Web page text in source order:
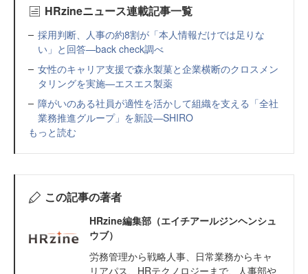
HRzineニュース連載記事一覧
採用判断、人事の約8割が「本人情報だけでは足りな
い」と回答—back check調べ
女性のキャリア支援で森永製菓と企業横断のクロスメン
タリングを実施—エスエス製薬
障がいのある社員が適性を活かして組織を支える「全社
業務推進グループ」を新設—SHIRO
もっと読む
この記事の著者
HRzine編集部（エイチアールジンヘンシュ
ウブ）
労務管理から戦略人事、日常業務からキャ
リアパス、HRテクノロジーまで、人事部や